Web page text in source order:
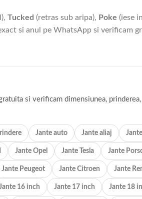
Tucked (retras sub aripa), Poke (iese
si anul pe WhatsApp si verificam
si verificam dimensiunea, prinderea,
Jante auto Jante aliaj
Jante Opel Jante Tesla Jante
Jante Peugeot Jante Citroen Jante
16 inch Jante 17 inch Jante 18